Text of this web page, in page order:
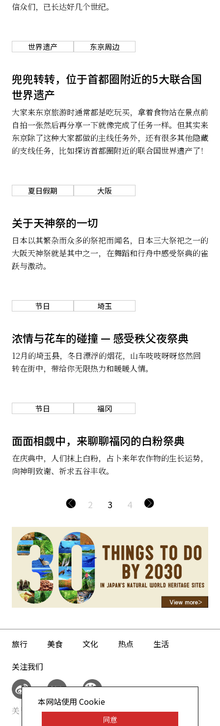
信众们，已长达好几个世纪。
世界遗产 东京周边
兜兜转转，位于首都圈附近的5大联合国
世界遗产
大家来东京旅游时通常都是吃玩买，拿着食物站在景点前
自拍一张然后再分享一下就像完成了任务一样。但其实来
东京除了这种大家都做的主线任务外，还有很多其他隐藏
的支线任务，比如探访首都圈附近的联合国世界遗产了！
夏日假期 大阪
关于天神祭的一切
日本以其繁杂而众多的祭祀而闻名，日本三大祭祀之一的
大阪天神祭就是其中之一，在舞蹈和行舟中感受祭典的雀
跃与激动。
节日 埼玉
浓情与花车的碰撞 — 感受秩父夜祭典
12月的埼玉县，冬日漂浮的烟花，山车吱吱呀呀悠然回
转在街中，带给你无限热力和暖暖人情。
节日 福冈
面面相觑中，来聊聊福冈的白粉祭典
在庆典中，人们抹上白粉，占卜来年农作物的生长运势，
向神明致谢、祈求五谷丰收。
2 3 4
旅行 美食 文化 热点
生活
关注我们
关于我们 网站政策
本网站使用 Cookie
同意